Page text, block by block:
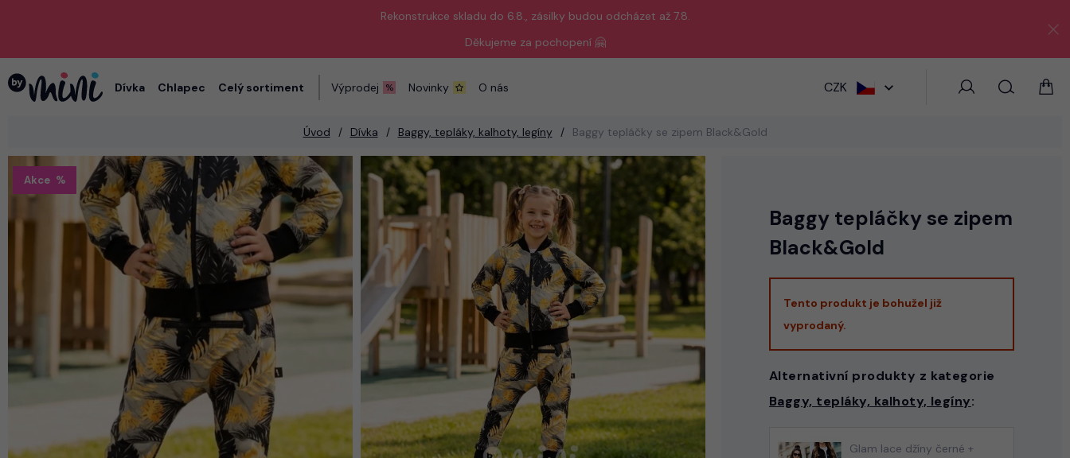
Rekonstrukce skladu do 6.8., zásilky budou odcházet až 7.8.
Děkujeme za pochopení 🤗
Dívka Chlapec Celý sortiment Výprodej Novinky O nás CZK
Úvod Dívka Baggy, tepláky, kalhoty, legíny Baggy tepláčky se zipem Black&Gold
Akce
Baggy tepláčky se zipem
Black&Gold
Tento produkt je bohužel již
vyprodaný.
Alternativní produkty z kategorie
Baggy, tepláky, kalhoty, legíny:
Glam lace džíny černé +